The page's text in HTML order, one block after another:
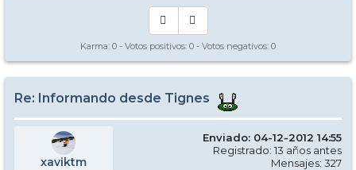
Karma: 0 - Votos positivos: 0 - Votos negativos: 0
Re: Informando desde Tignes
xaviktm
Enviado: 04-12-2012 14:55
Registrado: 13 años antes
Mensajes: 327